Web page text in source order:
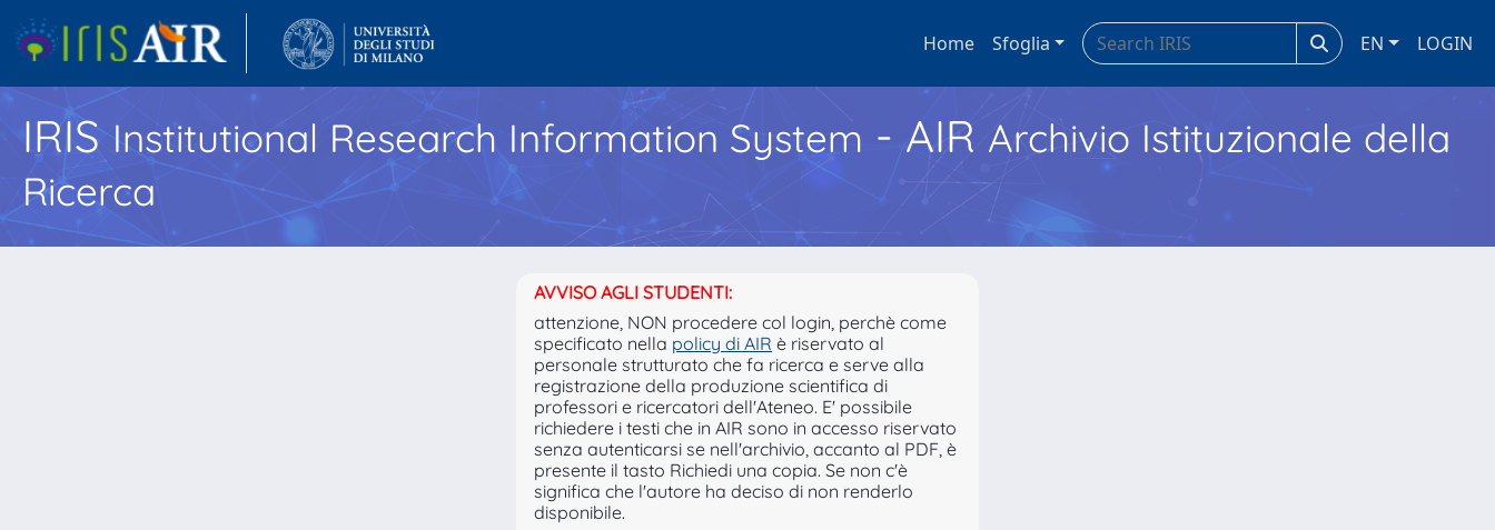
Home Sfoglia EN LOGIN
IRISInstitutional Research Information System - AIR Archivio Istituzionale della
Ricerca
AVVISO AGLI STUDENTI:
attenzione, NON procedere col login, perchè come
specificato nella policy di AIR è riservato al
personale strutturato che fa ricerca e serve alla
registrazione della produzione scientifica di
professori e ricercatori dell'Ateneo. E' possibile
richiedere i testi che in AIR sono in accesso riservato
senza autenticarsi se nell'archivio, accanto al PDF, è
presente il tasto Richiedi una copia. Se non c'è
significa che l'autore ha deciso di non renderlo
disponibile.